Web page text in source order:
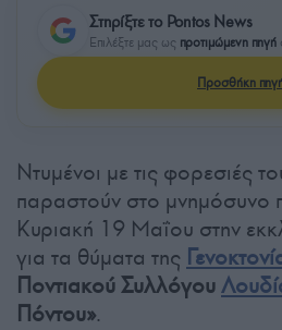
Στηρίξτε το Pontos News
Επιλέξτε μας ως προτιμώμενη πηγή
Προσθήκη
Ντυμένοι με τις φορεσιές
παραστούν στο μνημόσυνο
Κυριακή 19 Μαΐου στην
για τα θύματα της
Ποντιακού Συλλόγου
Πόντου».